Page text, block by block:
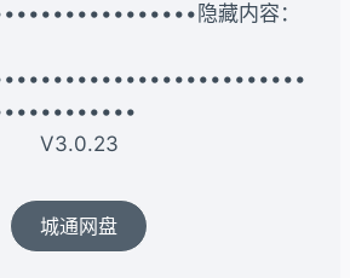
隐藏内容：
V3.0.23
城通网盘